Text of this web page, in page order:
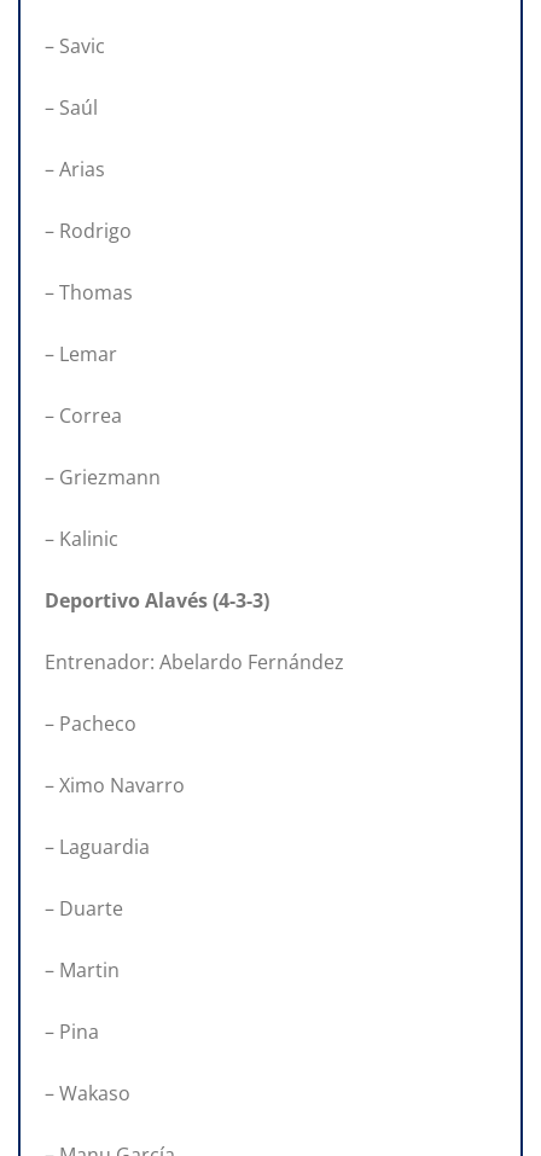
– Savic
– Saúl
– Arias
– Rodrigo
– Thomas
– Lemar
– Correa
– Griezmann
– Kalinic
Deportivo Alavés (4-3-3)
Entrenador: Abelardo Fernández
– Pacheco
– Ximo Navarro
– Laguardia
– Duarte
– Martin
– Pina
– Wakaso